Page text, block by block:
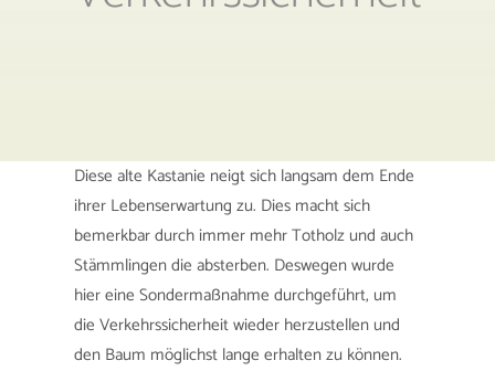
Diese alte Kastanie neigt sich langsam dem Ende
ihrer Lebenserwartung zu. Dies macht sich
bemerkbar durch immer mehr Totholz und auch
Stämmlingen die absterben. Deswegen wurde
hier eine Sondermaßnahme durchgeführt, um
die Verkehrssicherheit wieder herzustellen und
den Baum möglichst lange erhalten zu können.